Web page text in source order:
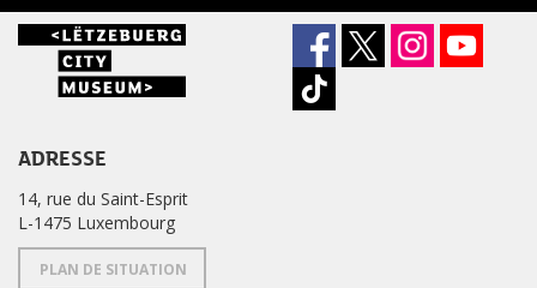
ADRESSE
14, rue du Saint-Esprit
L-1475 Luxembourg
PLAN DE SITUATION